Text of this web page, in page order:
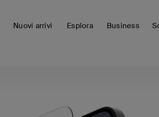
Nuovi arrivi Esplora Business